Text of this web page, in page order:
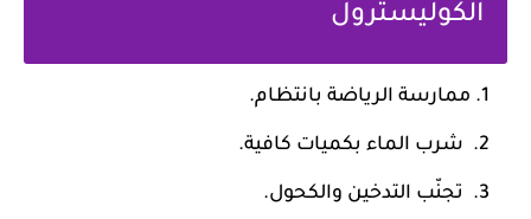
الكوليسترول
ممارسة الرياضة بانتظام.
شرب الماء بكميات كافية.
تجنّب التدخين والكحول.